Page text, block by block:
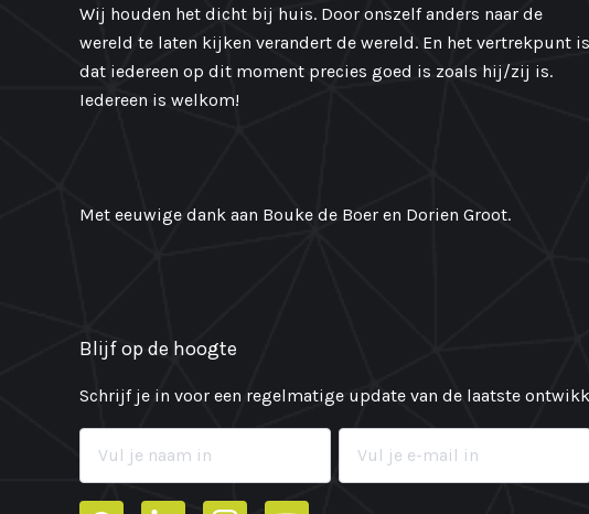
Wij houden het dicht bij huis. Door onszelf anders naar de
wereld te laten kijken verandert de wereld. En het vertrekpunt is
dat iedereen op dit moment precies goed is zoals hij/zij is.
Iedereen is welkom!
Met eeuwige dank aan Bouke de Boer en Dorien Groot.
Blijf op de hoogte
Schrijf je in voor een regelmatige update van de laatste